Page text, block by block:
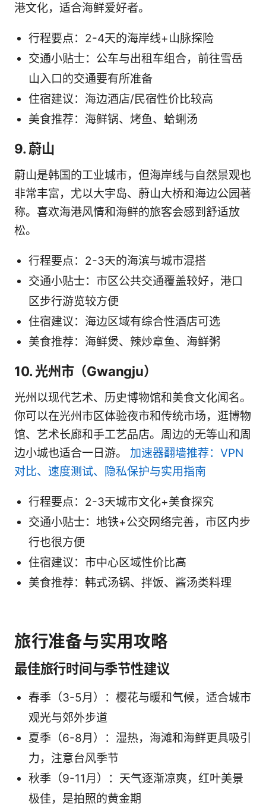
港文化，适合海鲜爱好者。
行程要点：2-4天的海岸线+山脉探险
交通小贴士：公车与出租车组合，前往雪岳
山入口的交通要有所准备
住宿建议：海边酒店/民宿性价比较高
美食推荐：海鲜锅、烤鱼、蛤蜊汤
9. 蔚山
蔚山是韩国的工业城市，但海岸线与自然景观也
非常丰富，尤以大宇岛、蔚山大桥和海边公园著
称。喜欢海港风情和海鲜的旅客会感到舒适放
松。
行程要点：2-3天的海滨与城市混搭
交通小贴士：市区公共交通覆盖较好，港口
区步行游览较方便
住宿建议：海边区域有综合性酒店可选
美食推荐：海鲜煲、辣炒章鱼、海鲜粥
10. 光州市（Gwangju）
光州以现代艺术、历史博物馆和美食文化闻名。
你可以在光州市区体验夜市和传统市场，逛博物
馆、艺术长廊和手工艺品店。周边的无等山和周
边小城也适合一日游。 加速器翻墙推荐：VPN
对比、速度测试、隐私保护与实用指南
行程要点：2-3天城市文化+美食探究
交通小贴士：地铁+公交网络完善，市区内步
行也很方便
住宿建议：市中心区域性价比高
美食推荐：韩式汤锅、拌饭、酱汤类料理
旅行准备与实用攻略
最佳旅行时间与季节性建议
春季（3-5月）：樱花与暖和气候，适合城市
观光与郊外步道
夏季（6-8月）：湿热，海滩和海鲜更具吸引
力，注意台风季节
秋季（9-11月）：天气逐渐凉爽，红叶美景
极佳，是拍照的黄金期